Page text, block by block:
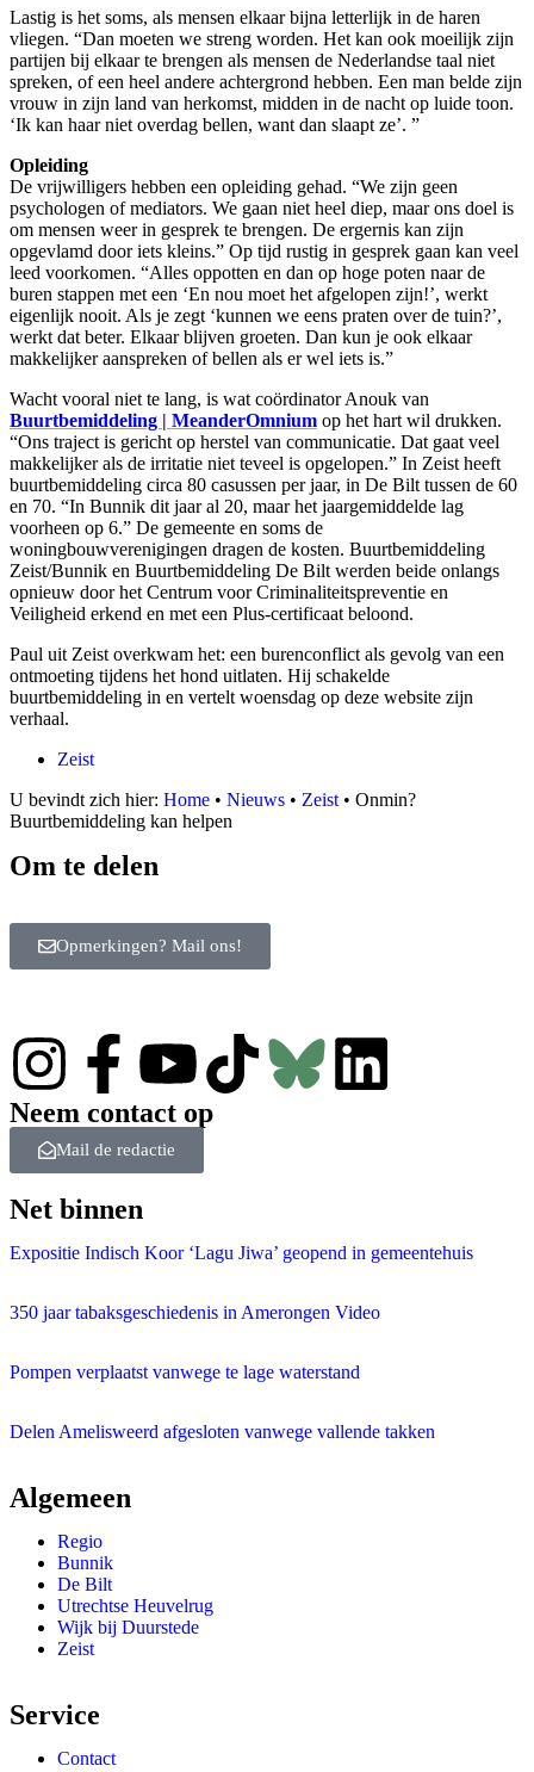
Lastig is het soms, als mensen elkaar bijna letterlijk in de haren
vliegen. “Dan moeten we streng worden. Het kan ook moeilijk zijn
partijen bij elkaar te brengen als mensen de Nederlandse taal niet
spreken, of een heel andere achtergrond hebben. Een man belde zijn
vrouw in zijn land van herkomst, midden in de nacht op luide toon.
‘Ik kan haar niet overdag bellen, want dan slaapt ze’. ”
Opleiding
De vrijwilligers hebben een opleiding gehad. “We zijn geen
psychologen of mediators. We gaan niet heel diep, maar ons doel is
om mensen weer in gesprek te brengen. De ergernis kan zijn
opgevlamd door iets kleins.” Op tijd rustig in gesprek gaan kan veel
leed voorkomen. “Alles oppotten en dan op hoge poten naar de
buren stappen met een ‘En nou moet het afgelopen zijn!’, werkt
eigenlijk nooit. Als je zegt ‘kunnen we eens praten over de tuin?’,
werkt dat beter. Elkaar blijven groeten. Dan kun je ook elkaar
makkelijker aanspreken of bellen als er wel iets is.”
Wacht vooral niet te lang, is wat coördinator Anouk van
Buurtbemiddeling | MeanderOmnium op het hart wil drukken.
“Ons traject is gericht op herstel van communicatie. Dat gaat veel
makkelijker als de irritatie niet teveel is opgelopen.” In Zeist heeft
buurtbemiddeling circa 80 casussen per jaar, in De Bilt tussen de 60
en 70. “In Bunnik dit jaar al 20, maar het jaargemiddelde lag
voorheen op 6.” De gemeente en soms de
woningbouwverenigingen dragen de kosten. Buurtbemiddeling
Zeist/Bunnik en Buurtbemiddeling De Bilt werden beide onlangs
opnieuw door het Centrum voor Criminaliteitspreventie en
Veiligheid erkend en met een Plus-certificaat beloond.
Paul uit Zeist overkwam het: een burenconflict als gevolg van een
ontmoeting tijdens het hond uitlaten. Hij schakelde
buurtbemiddeling in en vertelt woensdag op deze website zijn
verhaal.
Zeist
U bevindt zich hier: Home • Nieuws • Zeist • Onmin?
Buurtbemiddeling kan helpen
Om te delen
Opmerkingen? Mail ons!
Neem contact op
Mail de redactie
Net binnen
Expositie Indisch Koor ‘Lagu Jiwa’ geopend in gemeentehuis
350 jaar tabaksgeschiedenis in Amerongen Video
Pompen verplaatst vanwege te lage waterstand
Delen Amelisweerd afgesloten vanwege vallende takken
Algemeen
Regio
Bunnik
De Bilt
Utrechtse Heuvelrug
Wijk bij Duurstede
Zeist
Service
Contact